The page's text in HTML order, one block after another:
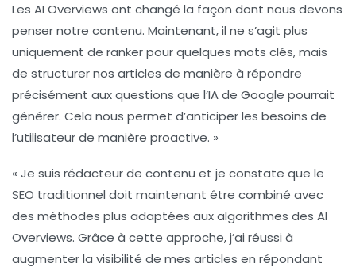
Les AI Overviews ont changé la façon dont nous devons
penser notre contenu. Maintenant, il ne s’agit plus
uniquement de ranker pour quelques mots clés, mais
de structurer nos articles de manière à répondre
précisément aux questions que l’IA de Google pourrait
générer. Cela nous permet d’anticiper les besoins de
l’utilisateur de manière proactive. »
« Je suis rédacteur de contenu et je constate que le
SEO traditionnel doit maintenant être combiné avec
des méthodes plus adaptées aux algorithmes des AI
Overviews. Grâce à cette approche, j’ai réussi à
augmenter la visibilité de mes articles en répondant